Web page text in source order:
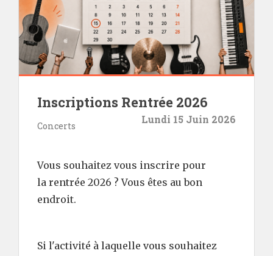
Inscriptions Rentrée 2026
Concerts
Lundi 15 Juin 2026
Vous souhaitez vous inscrire pour
la rentrée 2026 ? Vous êtes au bon
endroit.
Si l'activité à laquelle vous souhaitez